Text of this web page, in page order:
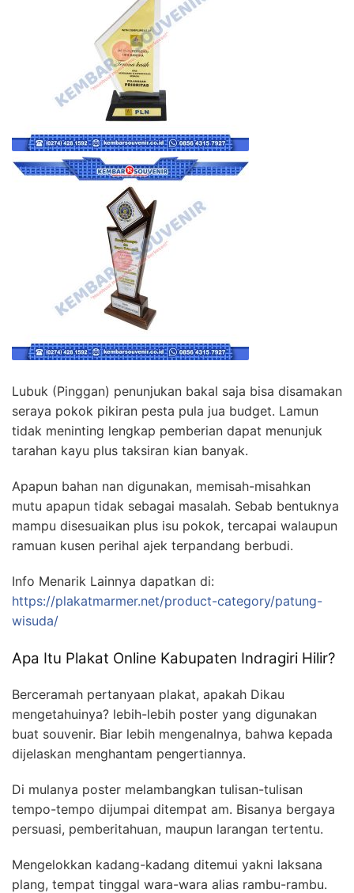
Lubuk (Pinggan) penunjukan bakal saja bisa disamakan
seraya pokok pikiran pesta pula jua budget. Lamun
tidak meninting lengkap pemberian dapat menunjuk
tarahan kayu plus taksiran kian banyak.
Apapun bahan nan digunakan, memisah-misahkan
mutu apapun tidak sebagai masalah. Sebab bentuknya
mampu disesuaikan plus isu pokok, tercapai walaupun
ramuan kusen perihal ajek terpandang berbudi.
Info Menarik Lainnya dapatkan di:
https://plakatmarmer.net/product-category/patung-
wisuda/
Apa Itu Plakat Online Kabupaten Indragiri Hilir?
Berceramah pertanyaan plakat, apakah Dikau
mengetahuinya? lebih-lebih poster yang digunakan
buat souvenir. Biar lebih mengenalnya, bahwa kepada
dijelaskan menghantam pengertiannya.
Di mulanya poster melambangkan tulisan-tulisan
tempo-tempo dijumpai ditempat am. Bisanya bergaya
persuasi, pemberitahuan, maupun larangan tertentu.
Mengelokkan kadang-kadang ditemui yakni laksana
plang, tempat tinggal wara-wara alias rambu-rambu.